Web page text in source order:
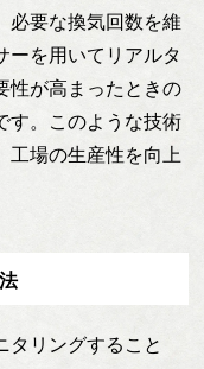
必要な換気回数を維
ーを用いてリアルタ
性が高まったときの
す。このような技術
工場の生産性を向上
タリングすること